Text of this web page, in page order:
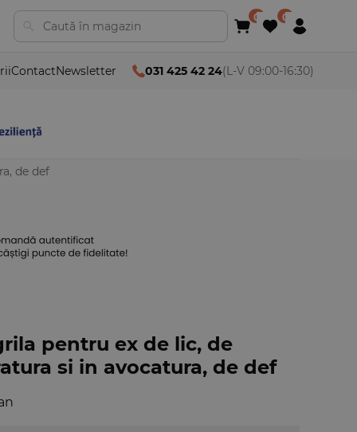
ContactNewsletter 031 425 42 24(L-V 09:00-16:30)
de def
pentru ex de lic, de
si in avocatura, de def